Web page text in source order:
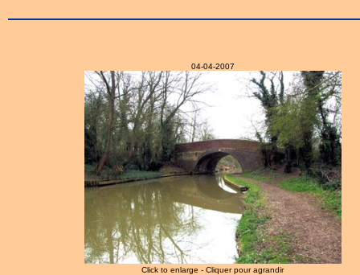
04-04-2007
Click to enlarge - Cliquer pour agrandir